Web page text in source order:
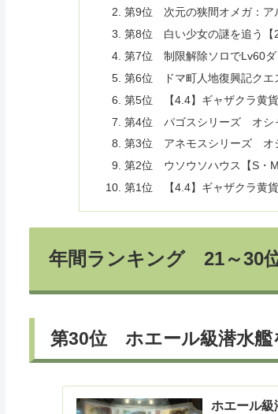
第9位 次元の狭間オメガ：ア
第8位 白い少女の謎を追う【
第7位 制限解除ソロでLv60ダ
第6位 ドマ町人地復興記クエ
第5位 【4.4】ギャザクラ黄
第4位 パゴスシリーズ オシ
第3位 アネモスシリーズ オ
第2位 ウソウソハウス【S・
第1位 【4.4】ギャザクラ黄
年間ランキング 21～30
第30位 ホエール級潜水艦
ホエール級